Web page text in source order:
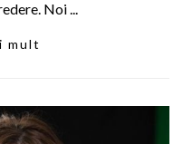
Noi ...
mult